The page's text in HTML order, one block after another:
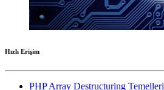
Hızlı Erişim
PHP Array Destructuring Temelleri